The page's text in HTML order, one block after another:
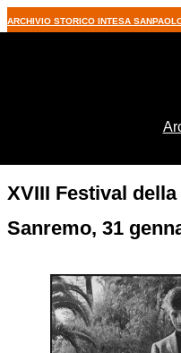
ARCHIVIO STORICO INTESA
XVIII Festival
Sanremo, 31